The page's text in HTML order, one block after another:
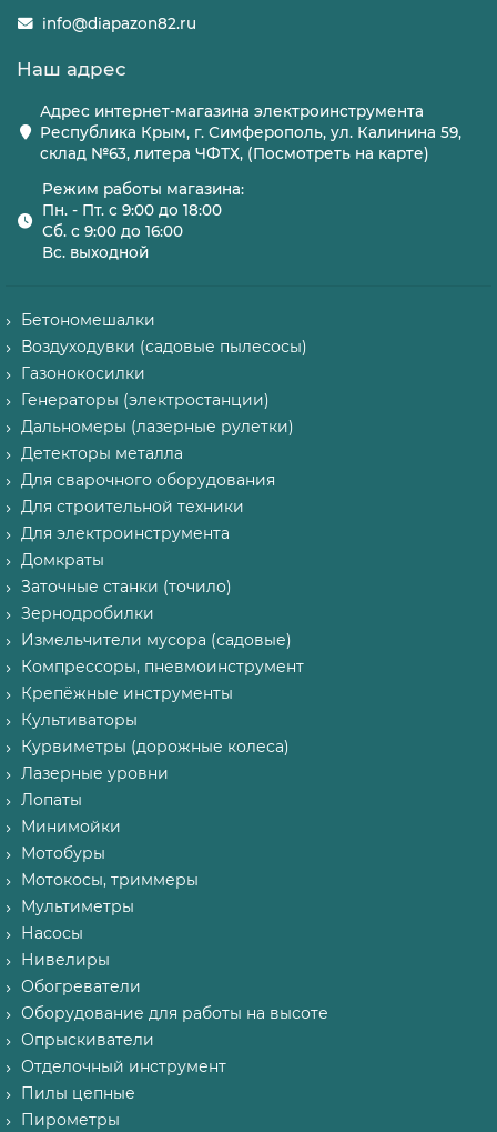
info@diapazon82.ru
Наш адрес
Адрес интернет-магазина электроинструмента
Республика Крым, г. Симферополь, ул. Калинина 59,
склад №63, литера ЧФТХ, (Посмотреть на карте)
Режим работы магазина:
Пн. - Пт. с 9:00 до 18:00
Сб. с 9:00 до 16:00
Вс. выходной
Бетономешалки
Воздуходувки (садовые пылесосы)
Газонокосилки
Генераторы (электростанции)
Дальномеры (лазерные рулетки)
Детекторы металла
Для сварочного оборудования
Для строительной техники
Для электроинструмента
Домкраты
Заточные станки (точило)
Зернодробилки
Измельчители мусора (садовые)
Компрессоры, пневмоинструмент
Крепёжные инструменты
Культиваторы
Курвиметры (дорожные колеса)
Лазерные уровни
Лопаты
Минимойки
Мотобуры
Мотокосы, триммеры
Мультиметры
Насосы
Нивелиры
Обогреватели
Оборудование для работы на высоте
Опрыскиватели
Отделочный инструмент
Пилы цепные
Пирометры